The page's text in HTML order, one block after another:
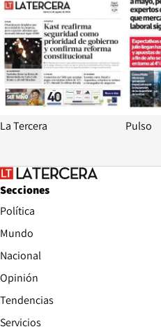
La Tercera Pulso
Secciones
Política
Mundo
Nacional
Opinión
Tendencias
Servicios